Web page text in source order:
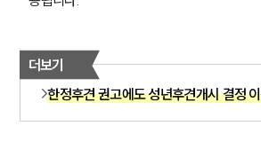
더보기
한정후견 권고에도 성년후견개시 결정